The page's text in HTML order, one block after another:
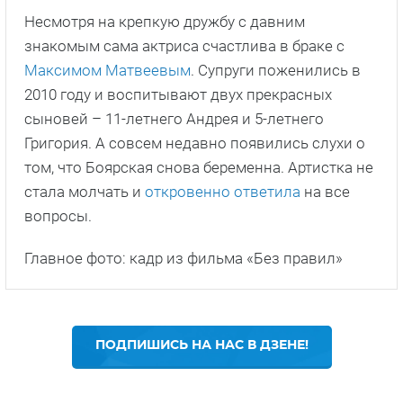
Несмотря на крепкую дружбу с давним
знакомым сама актриса счастлива в браке с
Максимом Матвеевым. Супруги поженились в
2010 году и воспитывают двух прекрасных
сыновей – 11-летнего Андрея и 5-летнего
Григория. А совсем недавно появились слухи о
том, что Боярская снова беременна. Артистка не
стала молчать и откровенно ответила на все
вопросы.
Главное фото: кадр из фильма «Без правил»
ПОДПИШИСЬ НА НАС В ДЗЕНЕ!